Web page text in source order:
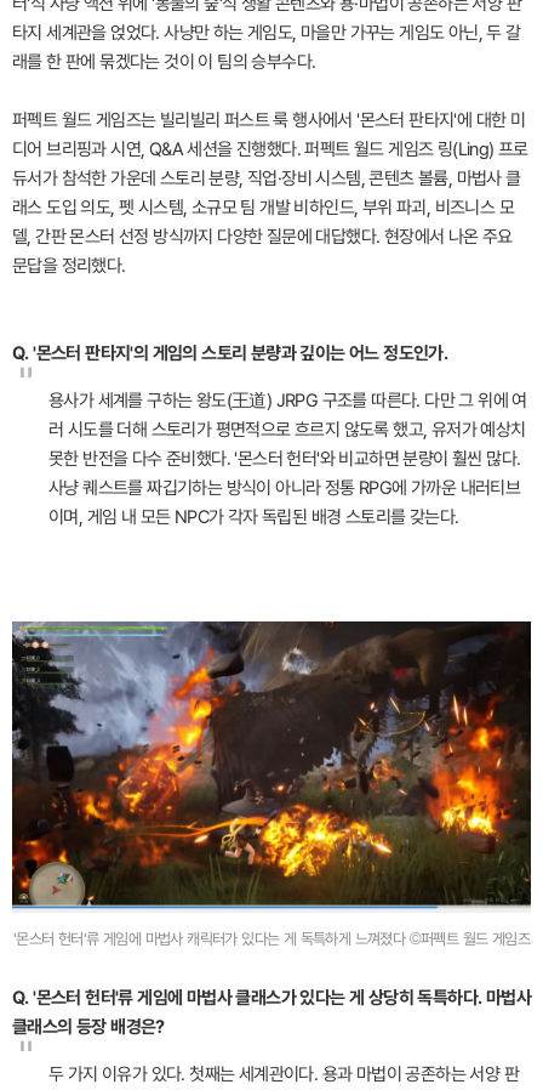
타지 세계관을 얹었다. 사냥만 하는 게임도, 마을만 가꾸는 게임도 아닌, 두 갈
래를 한 판에 묶겠다는 것이 이 팀의 승부수다.
퍼펙트 월드 게임즈는 빌리빌리 퍼스트 룩 행사에서 '몬스터 판타지'에 대한 미
디어 브리핑과 시연, Q&A 세션을 진행했다. 퍼펙트 월드 게임즈 링(Ling) 프로
듀서가 참석한 가운데 스토리 분량, 직업·장비 시스템, 콘텐츠 볼륨, 마법사 클
래스 도입 의도, 펫 시스템, 소규모 팀 개발 비하인드, 부위 파괴, 비즈니스 모
델, 간판 몬스터 선정 방식까지 다양한 질문에 대답했다. 현장에서 나온 주요
문답을 정리했다.
Q. '몬스터 판타지'의 게임의 스토리 분량과 깊이는 어느 정도인가.
"
용사가 세계를 구하는 왕도(王道) JRPG 구조를 따른다. 다만 그 위에 여
러 시도를 더해 스토리가 평면적으로 흐르지 않도록 했고, 유저가 예상치
못한 반전을 다수 준비했다. '몬스터 헌터'와 비교하면 분량이 훨씬 많다.
사냥 퀘스트를 짜깁기하는 방식이 아니라 정통 RPG에 가까운 내러티브
이며, 게임 내 모든 NPC가 각자 독립된 배경 스토리를 갖는다.
'몬스터 헌터'류 게임에 마법사 캐릭터가 있다는 게 독특하게 느껴졌다 ©퍼펙트 월드 게임즈
Q. '몬스터 헌터'류 게임에 마법사 클래스가 있다는 게 상당히 독특하다. 마법사
클래스의 등장 배경은?
"
두 가지 이유가 있다. 첫째는 세계관이다. 용과 마법이 공존하는 서양 판